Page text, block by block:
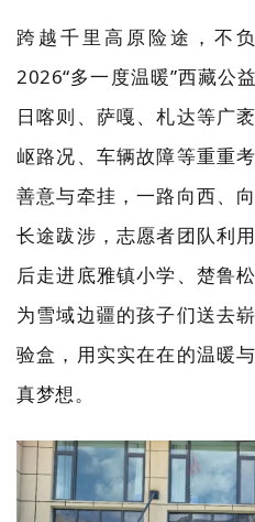
跨越千里高原险途，不
2026“多一度温暖”西藏公
日喀则、萨嘎、札达等广
岖路况、车辆故障等重重
善意与牵挂，一路向西、
长途跋涉，志愿者团队利
后走进底雅镇小学、楚鲁
为雪域边疆的孩子们送去
验盒，用实实在在的温暖
真梦想。